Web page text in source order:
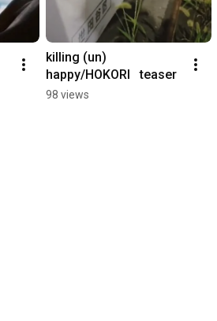
killing (un)
happy/HOKORI   teaser
98 views